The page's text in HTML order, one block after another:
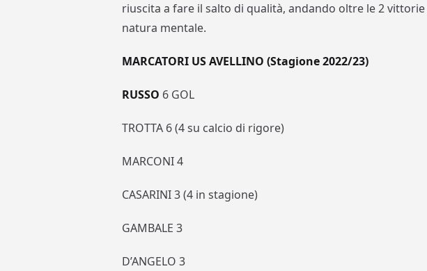
riuscita a fare il salto di qualità, andando oltre le 2
natura mentale.
MARCATORI US AVELLINO (Stagione 2022/23)
RUSSO 6 GOL
TROTTA 6 (4 su calcio di rigore)
MARCONI 4
CASARINI 3 (4 in stagione)
GAMBALE 3
D’ANGELO 3